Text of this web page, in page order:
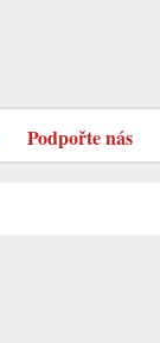
Podpořte nás